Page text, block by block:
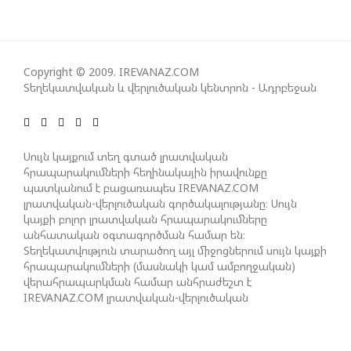
ԻՐԱՆԱԿԱՆ ԵՐԿՈՒ ԼՐԱՏՎԱՄԻՋՈՑԻ
ԳՈՐԾՈՒՆԵՈՒԹՅՈՒՆ ԱԴՐԲԵՋԱՆՈՒՄ ԱՆՕՐԻՆԱԿԱՆ
ՆԱԽԱԳԱՀ ԻԼՀԱՄ ԱԼԻԵՎԸ ՇՆՈՐՀԱՎՈՐԵԼ Է ԻՐ
ՄԱԼԴԻՎՑԻ ԳՈՐԾԸՆԿԵՐ ՄՈՀԱՄՄԵԴ ՄՈՒԻԶԱՅԻՆ.
«ՄԵՆՔ ԳՈՀ ԵՆՔ ԱԴՐԲԵՋԱՆԻ ԵՎ ՄԱԼԴԻՎՆԵՐԻ
ՄԻՋԵՎ ՀԱՐԱԲԵՐՈՒԹՅՈՒՆՆԵՐԻ ԴԻՆԱՄԻԿ
ԶԱՐԳԱՑՈՒՄԻՑ»
Copyright © 2009. IREVANAZ.COM
Տեղեկատվական և վերլուծական կենտրոն - Ադրբեջան
Սույն կայքում տեղ գտած լրատվական
հրապարակումների հեղինակային իրավունքը
պատկանում է բացառապես IREVANAZ.COM
լրատվական-վերլուծական գործակալությանը։ Սույն
կայքի բոլոր լրատվական հրապարակումները
անհատական օգտագործման համար են։
Տեղեկատվություն տարածող այլ միջոցներում սույն կայքի
հրապարակումների (մասնակի կամ ամբողջական)
վերահրապարկման համար անհրաժեշտ է
IREVANAZ.COM լրատվական-վերլուծական